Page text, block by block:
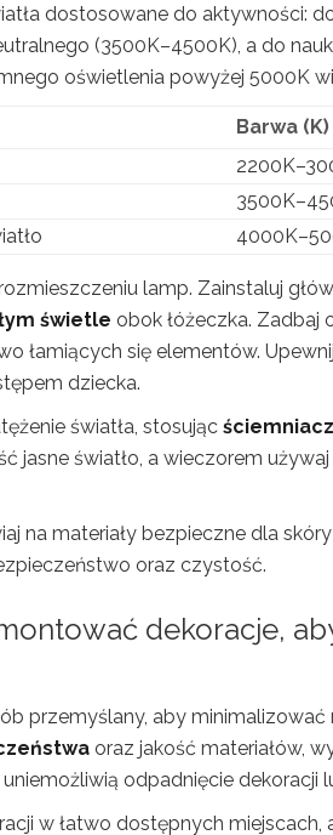
dostosowane do aktywności:
(3500K–4500K), a do
oświetlenia powyżej 5000K
Barwa (K)
lamp. Zainstaluj
świetle obok łóżeczka. Zadbaj
łamiących się elementów.
dziecka.
światła, stosując
jasne światło, a wieczorem
na materiały bezpieczne dla
oraz czystość.
dekoracje,
przemyślany, aby
oraz jakość materiałów,
odpadnięcie dekoracji
w łatwo dostępnych